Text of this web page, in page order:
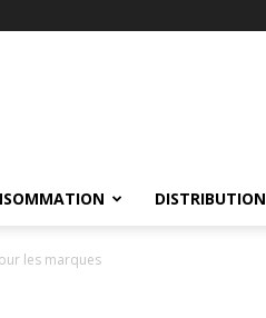
DISTRIBUTION
les marques